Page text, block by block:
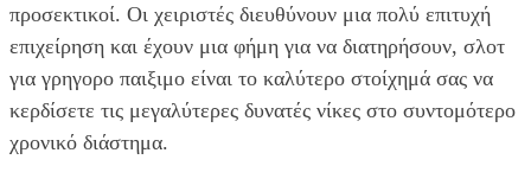
προσεκτικοί. Οι χειριστές διευθύνουν μια πολύ επιτυχή
επιχείρηση και έχουν μια φήμη για να διατηρήσουν, σλοτ
για γρηγορο παιξιμο είναι το καλύτερο στοίχημά σας να
κερδίσετε τις μεγαλύτερες δυνατές νίκες στο συντομότερο
χρονικό διάστημα.